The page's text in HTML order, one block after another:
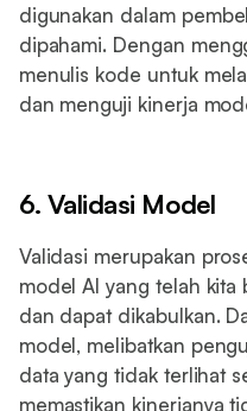
digunakan dalam
dipahami. Dengan
menulis kode untuk
dan menguji kinerja
6. Validasi Model
Validasi merupakan
model AI yang telah
dan dapat dikabulkan.
model, melibatkan
data yang tidak terlihat
memastikan kinerjanya